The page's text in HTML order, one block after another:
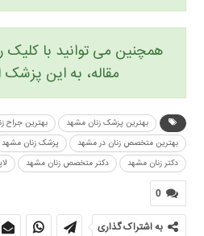
همچنین می توانید با کلیک
مقاله، به این پزشک
بهترین پزشک زنان مشهد
بهترین جراح
بهترین متخصص زنان در مشهد
پزشک زنان مشهد
دکتر زنان مشهد
دکتر متخصص زنان مشهد
0
به اشتراک گذاری